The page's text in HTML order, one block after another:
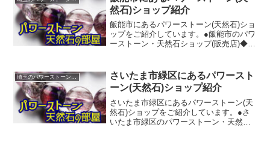
ジ】...
然石)ショップ紹介
飯能市にあるパワーストーン(天然石)ショ
ップをご紹介しています。●飯能市のパワ
ーストーン・天然石ショップ(販売店)◆ア
１６【ホームページ】パワーストーンと
の相性...
埼玉のパワーストーンショップ紹介
さいたま市緑区にあるパワースト
ーン(天然石)ショップ紹介
さいたま市緑区にあるパワーストーン(天
然石)ショップをご紹介しています。●さ
いたま市緑区のパワーストーン・天然石